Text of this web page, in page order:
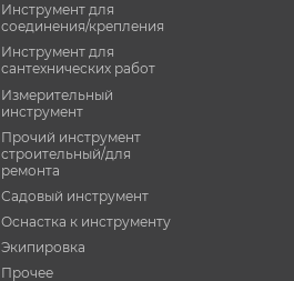
Инструмент для
соединения/крепления
Инструмент для
сантехнических работ
Измерительный
инструмент
Прочий инструмент
строительный/для
ремонта
Садовый инструмент
Оснастка к инструменту
Экипировка
Прочее